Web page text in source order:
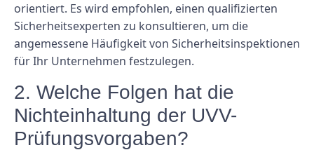
orientiert. Es wird empfohlen, einen qualifizierten
Sicherheitsexperten zu konsultieren, um die
angemessene Häufigkeit von Sicherheitsinspektionen
für Ihr Unternehmen festzulegen.
2. Welche Folgen hat die
Nichteinhaltung der UVV-
Prüfungsvorgaben?